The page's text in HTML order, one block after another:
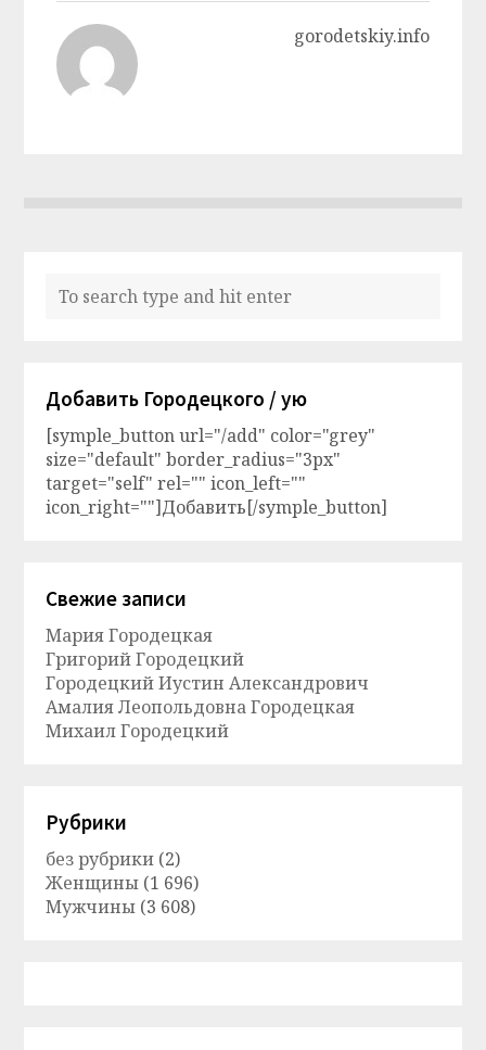
gorodetskiy.info
Добавить Городецкого / ую
[symple_button url="/add" color="grey"
size="default" border_radius="3px"
target="self" rel="" icon_left=""
icon_right=""]Добавить[/symple_button]
Свежие записи
Мария Городецкая
Григорий Городецкий
Городецкий Иустин Александрович
Амалия Леопольдовна Городецкая
Михаил Городецкий
Рубрики
без рубрики (2)
Женщины (1 696)
Мужчины (3 608)